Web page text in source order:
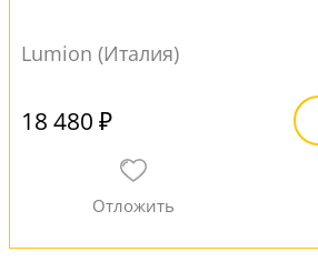
Lumion (Италия)
18 480 ₽